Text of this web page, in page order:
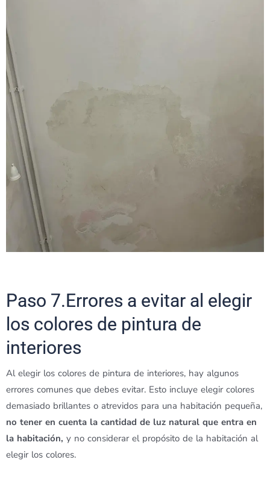
Paso 7.Errores a evitar al elegir
los colores de pintura de
interiores
Al elegir los colores de pintura de interiores, hay algunos
errores comunes que debes evitar. Esto incluye elegir colores
demasiado brillantes o atrevidos para una habitación pequeña,
no tener en cuenta la cantidad de luz natural que entra en
la habitación, y no considerar el propósito de la habitación al
elegir los colores.